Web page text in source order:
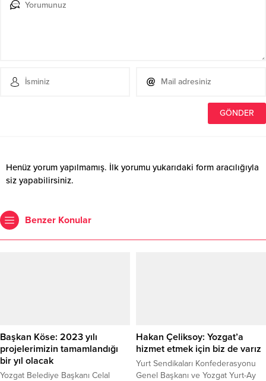
Henüz yorum yapılmamış. İlk yorumu yukarıdaki form aracılığıyla
siz yapabilirsiniz.
Benzer Konular
Başkan Köse: 2023 yılı
projelerimizin tamamlandığı
bir yıl olacak
Yozgat Belediye Başkanı Celal
Hakan Çeliksoy: Yozgat’a
hizmet etmek için biz de varız
Yurt Sendikaları Konfederasyonu
Genel Başkanı ve Yozgat Yurt-Ay